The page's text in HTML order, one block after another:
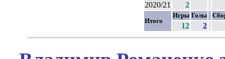
2020/21
2
Итого
Игры Голы
12 2